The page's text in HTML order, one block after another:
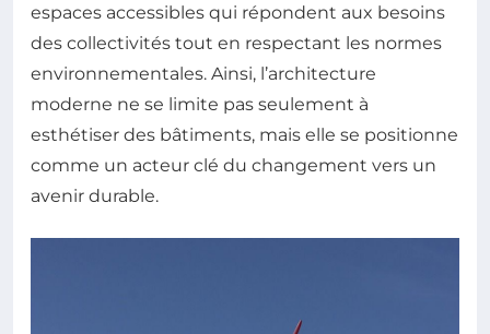
espaces accessibles qui répondent aux besoins
des collectivités tout en respectant les normes
environnementales. Ainsi, l’architecture
moderne ne se limite pas seulement à
esthétiser des bâtiments, mais elle se positionne
comme un acteur clé du changement vers un
avenir durable.